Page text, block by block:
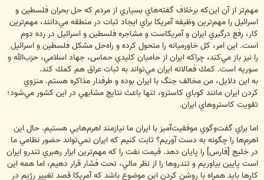
مهم‌تر از آن اين‌كه برخلاف گفته‌هاي بسياري از مردم كه حل بحران فلسطين و
اسرائيل را مهم‌ترين وظيفه آمريكا براي ايجاد ثبات در منطقه مي‌دانند، مهم‌ترين
كار، رفع درگيري ايران و آمريكاست و مشاجره فلسطين و اسرائيل در رده دوم
است. اين امر، كل خاورميانه را متحول كرده و راه‌حل مشكل فلسطين و اسرائيل
را نيز باز مي‌كند، چراكه ايران از حاميان كليدي حماس، جهاد اسلامي، حزب‌الله و
سوريه است. كمك فعالانه ايران مي‌تواند به ثبات عراق هم كمك كند.
به اين دلايل، من مخالف جنگ با ايران بوده و طرفدار مذاكره هستم. منزوي
كردن ايران مانند كوباي كاسترو، تنها باعث نتايج مشابهي در اين كشور مي‌شود؛
تقويت كاستروهاي ايران.
اما براي گفت‌وگوي موفقيت‌آميز با ايران ما نيازمند اهرم‌هايي هستيم. حال اين
اهرم‌ها را چگونه به دست آوريم؟ ثابت كنيم كه ايران نمي‌تواند حضور نظامي ما
در خليج [فارس] را پايان دهد. قيمت نفت را كه مهم‌ترين ابزار رهبري تندرو ايران
است پايين بياوريم و تندروها را از نظر مالي، تحت فشار قرار دهيم، اما همه اين
كارها بايد همراه با روشن كردن اين موضوع باشد كه آمريكا قصد تغيير رژيم در